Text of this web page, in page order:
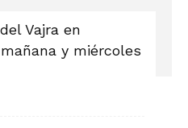
Vajra en
y miércoles